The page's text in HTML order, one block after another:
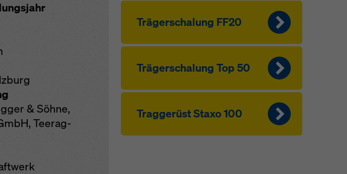
& Söhne,
Teerag-
Träger­schalung FF20
Träger­schalung Top 50
Traggerüst Staxo 100